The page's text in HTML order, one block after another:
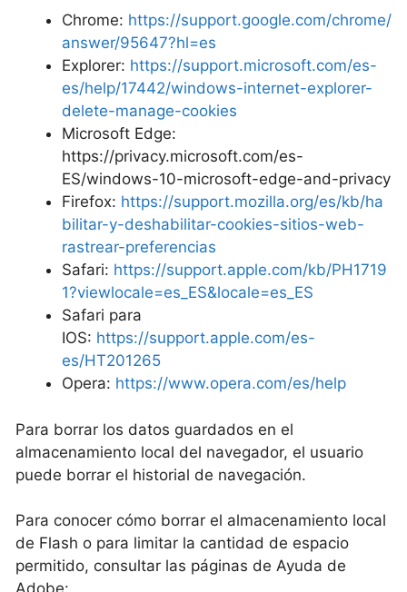
Chrome: https://support.google.com/chrome/
answer/95647?hl=es
Explorer: https://support.microsoft.com/es-
es/help/17442/windows-internet-explorer-
delete-manage-cookies
Microsoft Edge:
https://privacy.microsoft.com/es-
ES/windows-10-microsoft-edge-and-privacy
Firefox: https://support.mozilla.org/es/kb/ha
bilitar-y-deshabilitar-cookies-sitios-web-
rastrear-preferencias
Safari: https://support.apple.com/kb/PH1719
1?viewlocale=es_ES&locale=es_ES
Safari para
IOS: https://support.apple.com/es-
es/HT201265
Opera: https://www.opera.com/es/help
Para borrar los datos guardados en el
almacenamiento local del navegador, el usuario
puede borrar el historial de navegación.
Para conocer cómo borrar el almacenamiento local
de Flash o para limitar la cantidad de espacio
permitido, consultar las páginas de Ayuda de